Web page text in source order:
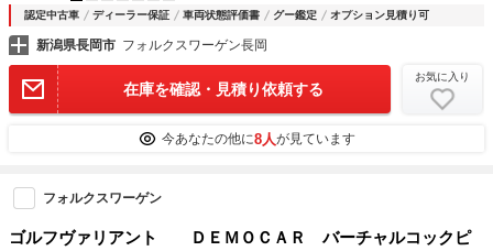
認定中古車 ディーラー保証 車両状態評価書 グー鑑定 オプション見積り可
新潟県長岡市 フォルクスワーゲン長岡
在庫を確認・見積り依頼する
お気に入り
今あなたの他に8人が見ています
フォルクスワーゲン
ゴルフヴァリアント ＤＥＭＯＣＡＲ バーチャルコックピ